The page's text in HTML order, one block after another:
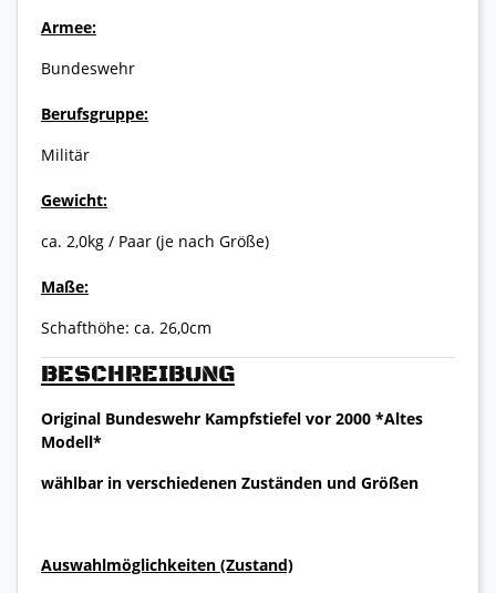
BESCHREIBUNG
Original Bundeswehr Kampfstiefel vor 2000 *Altes
Modell*
wählbar in verschiedenen Zuständen und Größen
Auswahlmöglichkeiten (Zustand)
Armee:
Bundeswehr
Berufsgruppe:
Militär
Gewicht:
ca. 2,0kg / Paar (je nach Größe)
Maße:
Schafthöhe: ca. 26,0cm